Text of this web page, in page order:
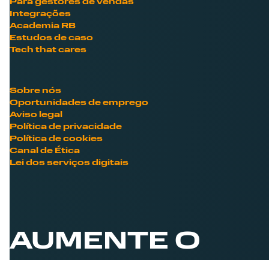
Para gestores de vendas
Integrações
Academia RB
Estudos de caso
Tech that cares
Sobre nós
Oportunidades de emprego
Aviso legal
Política de privacidade
Política de cookies
Canal de Ética
Lei dos serviços digitais
AUMENTE O